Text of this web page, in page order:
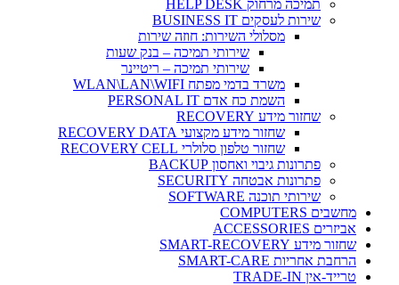
תמיכה מרחוק HELP DESK
שירות לעסקים BUSINESS IT
מסלולי השירות: חוזה שירות
שירותי תמיכה – בנק שעות
שירותי תמיכה – ריטיינר
משרד בדמי מפתח WLAN\LAN\WIFI
השמת כח אדם PERSONAL IT
שחזור מידע RECOVERY
שחזור מידע מקצועי RECOVERY DATA
שחזור טלפון סלולרי RECOVERY CELL
פתרונות גיבוי ואחסון BACKUP
פתרונות אבטחה SECURITY
שירותי תוכנה SOFTWARE
מחשבים COMPUTERS
אביזרים ACCESSORIES
שחזור מידע SMART-RECOVERY
הרחבת אחריות SMART-CARE
טרייד-אין TRADE-IN